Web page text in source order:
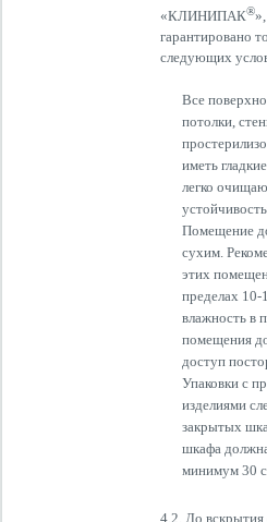
«КЛИНИПАК®
гарантировано
следующих
Все
потолки,
иметь
легко
Помещение
сухим.
этих
пределах 10-
влажность в
помещения
доступ
Упаковки с
изделиями
закрытых
шкафа
минимум 30
4.2. До вскрытия